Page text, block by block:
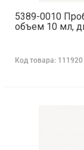
5389-0010
объем 10 мл,
Код товара: 111920